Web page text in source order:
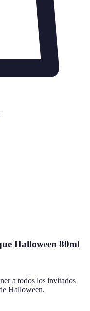
Halloween 80ml
a todos los invitados
Halloween.